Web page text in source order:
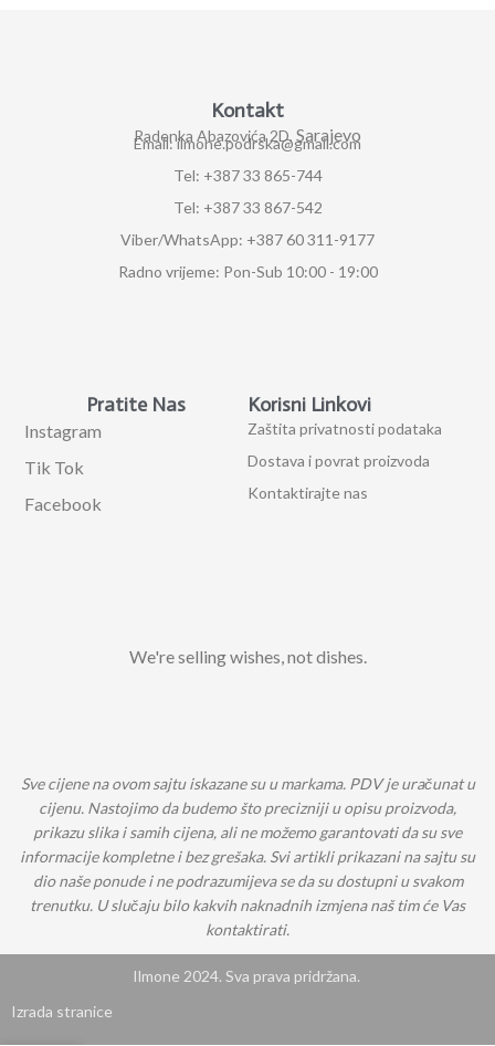
We're selling wishes, not dishes.
Korisni Linkovi
Zaštita privatnosti podataka
Dostava i povrat proizvoda
Kontaktirajte nas
Pratite Nas
Instagram
Tik Tok
Facebook
Kontakt
Radenka Abazovića 2D, Sarajevo
Email: ilmone.podrska@gmail.com
Tel: +387 33 865-744
Tel: +387 33 867-542
Viber/WhatsApp: +387 60 311-9177
Radno vrijeme: Pon-Sub 10:00 - 19:00
Sve cijene na ovom sajtu iskazane su u markama. PDV je uračunat u
cijenu. Nastojimo da budemo što precizniji u opisu proizvoda,
prikazu slika i samih cijena, ali ne možemo garantovati da su sve
informacije kompletne i bez grešaka. Svi artikli prikazani na sajtu su
dio naše ponude i ne podrazumijeva se da su dostupni u svakom
trenutku. U slučaju bilo kakvih naknadnih izmjena naš tim će Vas
kontaktirati.
Ilmone 2024. Sva prava pridržana.
Izrada stranice